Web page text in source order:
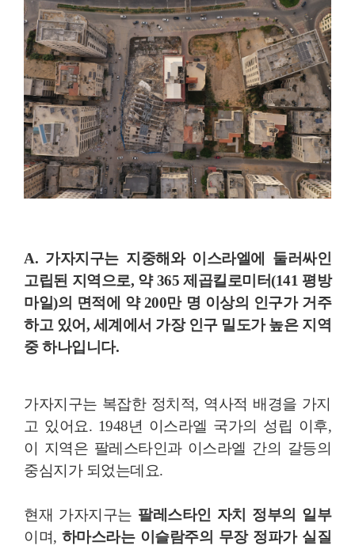
A. 가자지구는 지중해와 이스라엘에 둘러싸인
고립된 지역 으로, 약 365 제곱킬로미터(141 평방
마일)의 면적에 약 200만 명 이상의 인구가 거주
하고 있어, 세계에서 가장 인구 밀도가 높은 지역
중 하나입니다.
가자지구는 복잡한 정치적, 역사적 배경을 가지
고 있어요. 1948년 이스라엘 국가의 성립 이후,
이 지역은 팔레스타인과 이스라엘 간의 갈등의
중심지가 되었는데요.
현재 가자지구는 팔레스타인 자치 정부의 일부
이며, 하마스라는 이슬람주의 무장 정파가 실질